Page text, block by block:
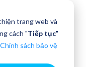
trang web và
cách "Tiếp tục"
Chính sách bảo vệ